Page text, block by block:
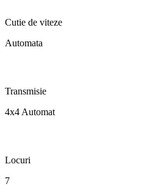
Cutie de viteze
Automata
Transmisie
4x4 Automat
Locuri
7